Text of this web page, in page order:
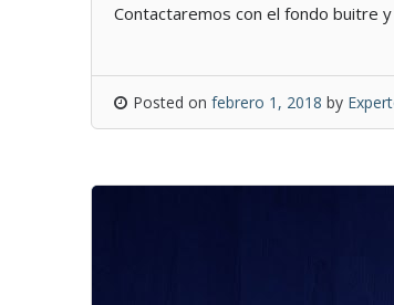
Contactaremos con el fondo buitre
Posted on febrero 1, 2018 by